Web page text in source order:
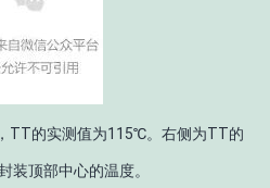
TT的实测值为115℃。右侧为TT的
装顶部中心的温度。